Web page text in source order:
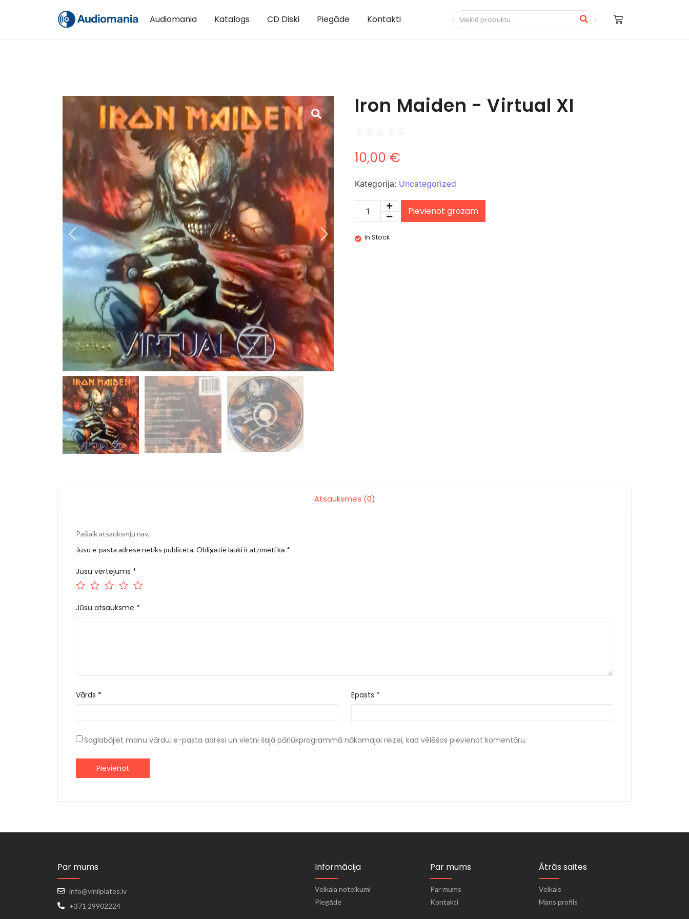
Audiomania Katalogs CD Diski Piegāde Kontakti
Iron Maiden - Virtual XI
☆ ☆ ☆ ☆ ☆
10,00 €
Kategorija: Uncategorized
Pievienot grozam
In Stock
Atsauksmes (0)
Pašlaik atsauksmju nav.
Jūsu e-pasta adrese netiks publicēta.Obligātie lauki ir atzīmēti kā *
Jūsu vērtējums *
Jūsu atsauksme *
Vārds * Epasts *
Saglabājiet manu vārdu, e-pasta adresi un vietni šajā pārlūkprogrammā nākamajai reizei, kad vēlēšos pievienot komentāru.
Par mums
info@vinilplates.lv
+371 29902224
Informācija
Veikala noteikumi
Piegāde
Par mums
Par mums
Kontakti
Ātrās saites
Veikals
Mans profils